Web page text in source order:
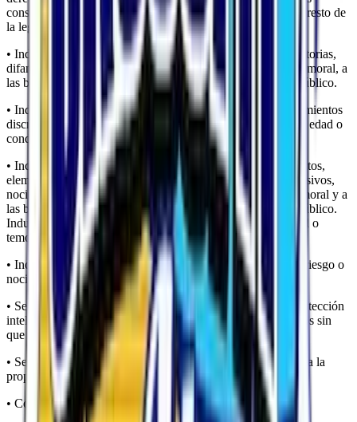
constitucionalmente, en los Tratados Internacionales y en el resto de
la legislación vigente.
• Induzca, incite o promueva actuaciones delictivas, denigratorias,
difamatorias, violentas o, en general, contrarias a la ley, a la moral, a
las buenas costumbres generalmente aceptadas o al orden público.
• Induzca, incite o promueva actuaciones, actitudes o pensamientos
discriminatorios por razón de sexo, raza, religión, creencias, edad o
condición.
• Incorpore, ponga a disposición o permita acceder a productos,
elementos, mensajes y/o servicios delictivos, violentos, ofensivos,
nocivos, degradantes o, en general, contrarios a la ley, a la moral y a
las buenas costumbres generalmente aceptadas o al orden público.
Induzca o pueda inducir a un estado inaceptable de ansiedad o
temor.
• Induzca o incite a involucrarse en prácticas peligrosas, de riesgo o
nocivas para la salud y el equilibrio psíquico.
• Se encuentra protegido por la legislación en materia de protección
intelectual o industrial perteneciente a la sociedad o a terceros sin
que haya sido autorizado el uso que se pretenda realizar.
• Sea contrario al honor, a la intimidad personal y familiar o a la
propia imagen de las personas.
• Constituya cualquier tipo de publicidad.